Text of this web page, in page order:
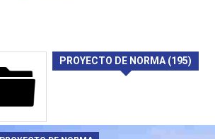
PROYECTO DE NORMA (195)